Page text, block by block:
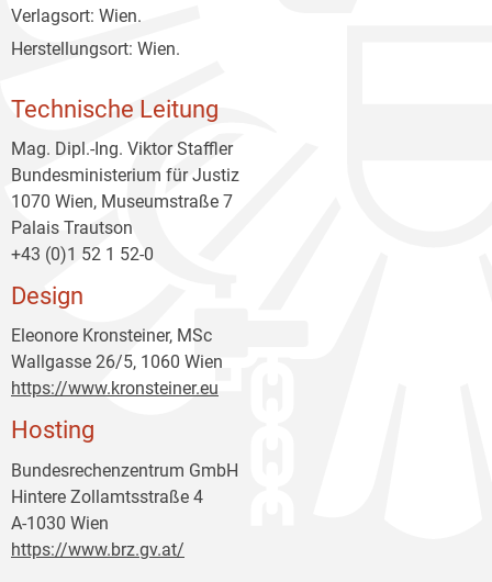
Verlagsort: Wien.
Herstellungsort: Wien.
Technische Leitung
Mag. Dipl.-Ing. Viktor Staffler
Bundesministerium für Justiz
1070 Wien, Museumstraße 7
Palais Trautson
+43 (0)1 52 1 52-0
Design
Eleonore Kronsteiner, MSc
Wallgasse 26/5, 1060 Wien
https://www.kronsteiner.eu
Hosting
Bundesrechenzentrum GmbH
Hintere Zollamtsstraße 4
A-1030 Wien
https://www.brz.gv.at/